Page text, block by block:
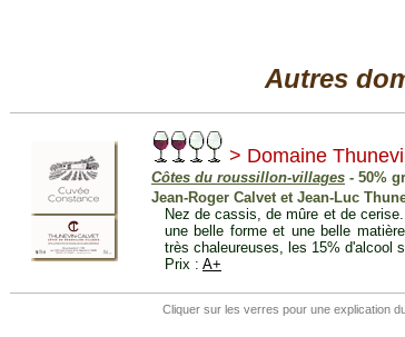
Autres
> Domaine
Côtes du roussillon-villages - 50%
Jean-Roger Calvet et Jean-Luc
Nez de cassis, de mûre et de
une belle forme et une belle
très chaleureuses, les 15% d'alcool
Prix : A+
Cliquer sur les verres pour une explication